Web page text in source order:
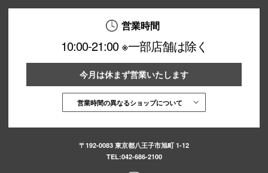
営業時間
10:00-21:00 ※一部店舗は除く
今月は休まず営業いたします
営業時間の異なるショップについて
〒192-0083 東京都八王子市旭町 1-12
TEL:042-686-2100